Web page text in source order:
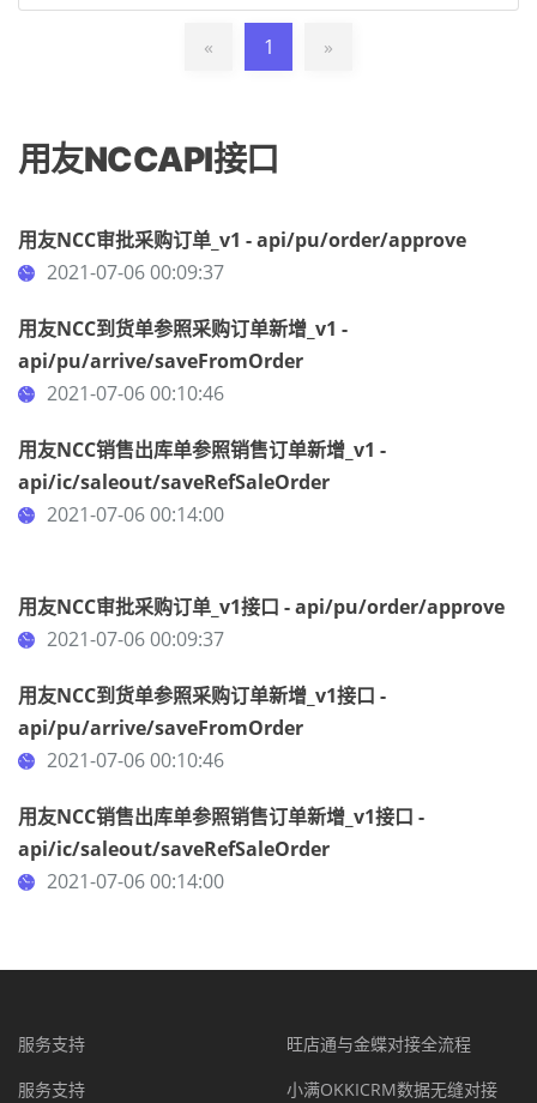
« 1 »
用友NCCAPI接口
用友NCC审批采购订单_v1 - api/pu/order/approve
2021-07-06 00:09:37
用友NCC到货单参照采购订单新增_v1 -
api/pu/arrive/saveFromOrder
2021-07-06 00:10:46
用友NCC销售出库单参照销售订单新增_v1 -
api/ic/saleout/saveRefSaleOrder
2021-07-06 00:14:00
用友NCC审批采购订单_v1接口 - api/pu/order/approve
2021-07-06 00:09:37
用友NCC到货单参照采购订单新增_v1接口 -
api/pu/arrive/saveFromOrder
2021-07-06 00:10:46
用友NCC销售出库单参照销售订单新增_v1接口 -
api/ic/saleout/saveRefSaleOrder
2021-07-06 00:14:00
服务支持
服务支持
旺店通与金蝶对接全流程
小满OKKICRM数据无缝对接